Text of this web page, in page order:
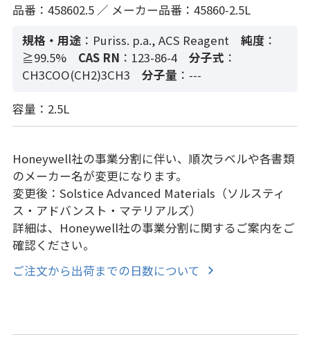
品番：458602.5 ／ メーカー品番：45860-2.5L
規格・用途 ：Puriss. p.a., ACS Reagent 純度：
≧99.5%
CAS RN ：123-86-4 分子式 ：
CH3COO(CH2)3CH3
分子量 ：---
容量：2.5L
Honeywell社の事業分割に伴い、順次ラベルや各書類
のメーカー名が変更になります。
変更後：Solstice Advanced Materials（ソルスティ
ス・アドバンスト・マテリアルズ）
詳細は、Honeywell社の事業分割に関するご案内をご
確認ください。
ご注文から出荷までの日数について